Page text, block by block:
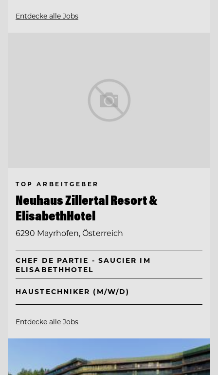
Entdecke alle Jobs
TOP ARBEITGEBER
Neuhaus Zillertal Resort &
ElisabethHotel
6290 Mayrhofen, Österreich
CHEF DE PARTIE - SAUCIER IM
ELISABETHHOTEL
HAUSTECHNIKER (M/W/D)
Entdecke alle Jobs